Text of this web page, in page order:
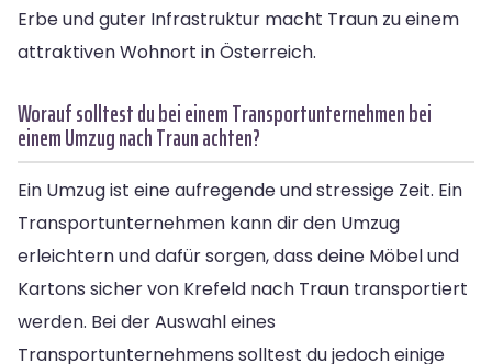
Erbe und guter Infrastruktur macht Traun zu einem
attraktiven Wohnort in Österreich.
Worauf solltest du bei einem Transportunternehmen bei
einem Umzug nach Traun achten?
Ein Umzug ist eine aufregende und stressige Zeit. Ein
Transportunternehmen kann dir den Umzug
erleichtern und dafür sorgen, dass deine Möbel und
Kartons sicher von Krefeld nach Traun transportiert
werden. Bei der Auswahl eines
Transportunternehmens solltest du jedoch einige